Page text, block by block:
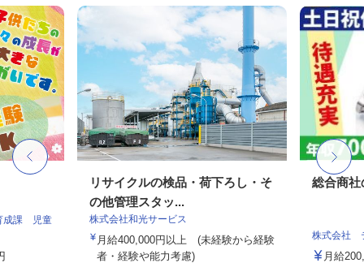
成課 児童
リサイクルの検品・荷下ろし・そ
の他管理スタッ...
株式会社和光サービス
月給400,000円以上 (未経験から経験
者・経験や能力考慮)
総合商社
株式会社
月給